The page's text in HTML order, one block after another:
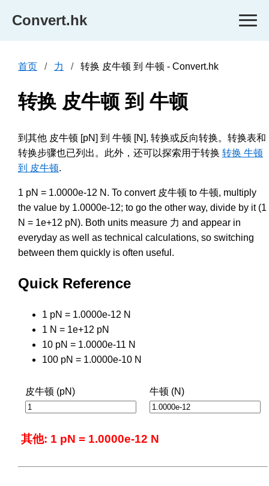
Convert.hk
首页 力 转换 皮牛顿 到 牛顿 - Convert.hk
转换 皮牛顿 到 牛顿
到其他 皮牛顿 [pN] 到 牛顿 [N], 转换或反向转换。转换表和
转换步骤也已列出。此外，还可以探索用于转换 转换 牛顿
到 皮牛顿.
1 pN = 1.0000e-12 N. To convert 皮牛顿 to 牛顿, multiply
the value by 1.0000e-12; to go the other way, divide by it (1
N = 1e+12 pN). Both units measure 力 and appear in
everyday as well as technical calculations, so switching
between them quickly is often useful.
Quick Reference
1 pN = 1.0000e-12 N
1 N = 1e+12 pN
10 pN = 1.0000e-11 N
100 pN = 1.0000e-10 N
皮牛顿 (pN) 牛顿 (N)
其他: 1 pN = 1.0000e-12 N